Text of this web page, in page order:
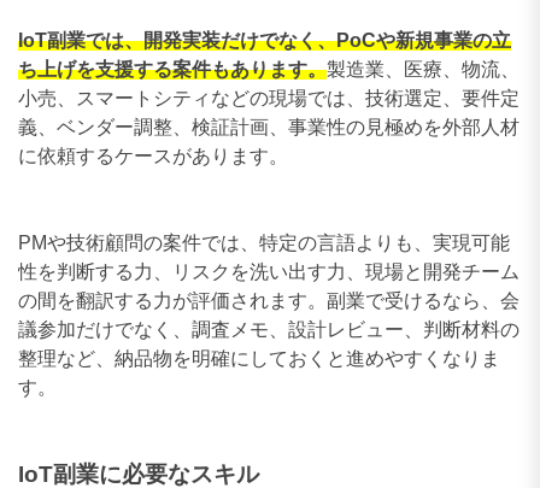
IoT副業では、開発実装だけでなく、PoCや新規事業の立
ち上げを支援する案件もあります。製造業、医療、物流、
小売、スマートシティなどの現場では、技術選定、要件定
義、ベンダー調整、検証計画、事業性の見極めを外部人材
に依頼するケースがあります。
PMや技術顧問の案件では、特定の言語よりも、実現可能
性を判断する力、リスクを洗い出す力、現場と開発チーム
の間を翻訳する力が評価されます。副業で受けるなら、会
議参加だけでなく、調査メモ、設計レビュー、判断材料の
整理など、納品物を明確にしておくと進めやすくなりま
す。
IoT副業に必要なスキル